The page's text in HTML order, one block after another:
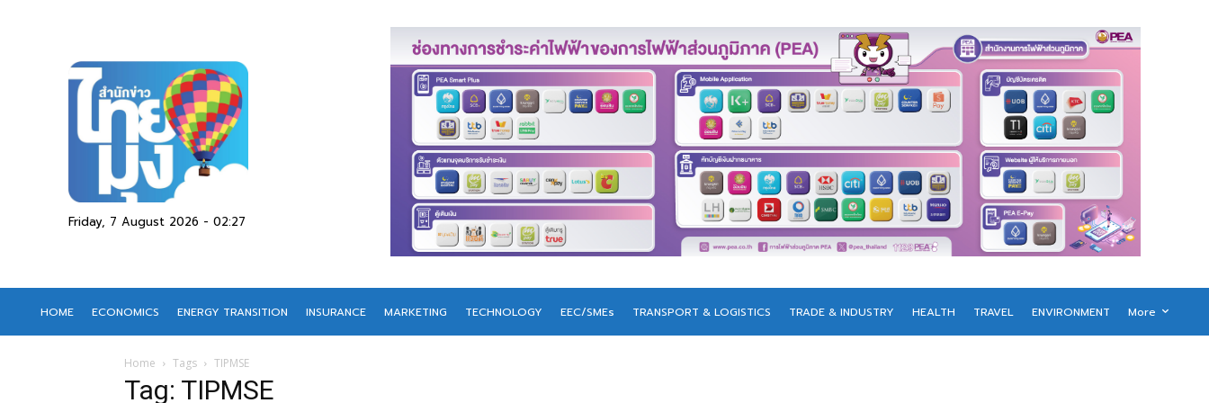
Friday, 7 August 2026 - 02:27
HOME ECONOMICS ENERGY TRANSITION INSURANCE MARKETING TECHNOLOGY EEC/SMEs TRANSPORT & LOGISTICS TRADE & INDUSTRY HEALTH TRAVEL ENVIRONMENT More
Home Tags TIPMSE
Tag: TIPMSE